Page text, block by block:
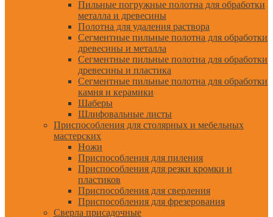
Пильные погружные полотна для обработки
металла и древесины
Полотна для удаления раствора
Сегментные пильные полотна для обработки
древесины и металла
Сегментные пильные полотна для обработки
древесины и пластика
Сегментные пильные полотна для обработки
камня и керамики
Шаберы
Шлифовальные листы
Приспособления для столярных и мебельных
мастерских
Ножи
Приспособления для пиления
Приспособления для резки кромки и
пластиков
Приспособления для сверления
Приспособления для фрезерования
Сверла присадочные